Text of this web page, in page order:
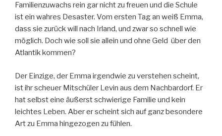
Familienzuwachs rein gar nicht zu freuen und die Schule
ist ein wahres Desaster. Vom ersten Tag an weiß Emma,
dass sie zurück will nach Irland, und zwar so schnell wie
möglich. Doch wie soll sie allein und ohne Geld über den
Atlantik kommen?
Der Einzige, der Emma irgendwie zu verstehen scheint,
ist ihr scheuer Mitschüler Levin aus dem Nachbardorf. Er
hat selbst eine äußerst schwierige Familie und kein
leichtes Leben. Aber er scheint sich auf ganz besondere
Art zu Emma hingezogen zu fühlen.